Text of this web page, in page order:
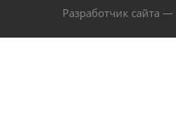
Разработчик сайта —